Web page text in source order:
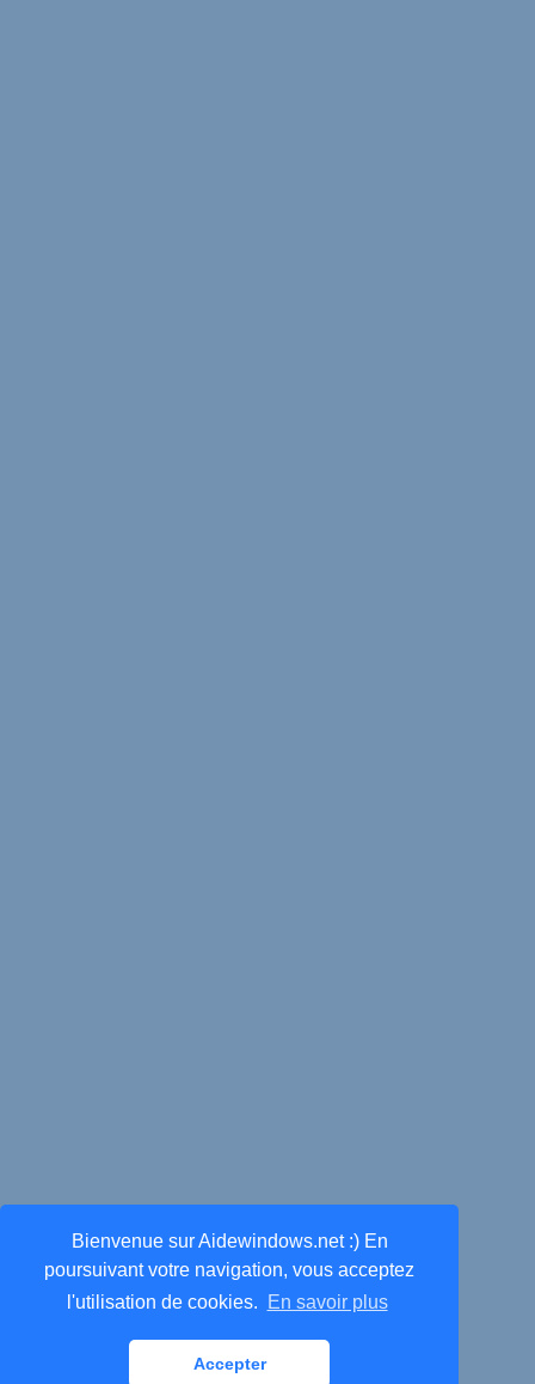
Bienvenue sur Aidewindows.net :) En
poursuivant votre navigation, vous acceptez
l'utilisation de cookies.
En savoir plus
Accepter